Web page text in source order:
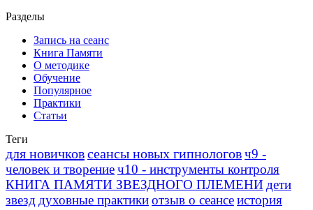
Разделы
Запись на сеанс
Книга Памяти
О методике
Обучение
Популярное
Практики
Статьи
Теги
для новичковсеансы новых гипнологовч9 -
человек и творениеч10 - инструменты контроля
КНИГА ПАМЯТИ ЗВЕЗДНОГО ПЛЕМЕНИ дети
звезддуховные практикиотзыв о сеансеистория